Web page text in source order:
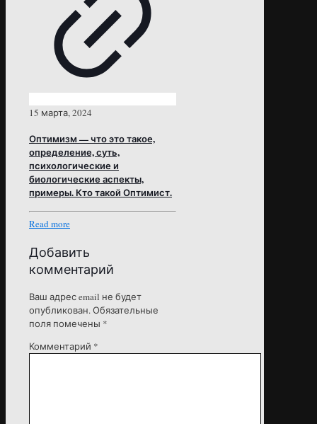
15 марта, 2024
Оптимизм — что это такое,
определение, суть,
психологические и
биологические аспекты,
примеры. Кто такой Оптимист.
Read more
Добавить
комментарий
Ваш адрес email не будет
опубликован.Обязательные
поля помечены *
Комментарий *